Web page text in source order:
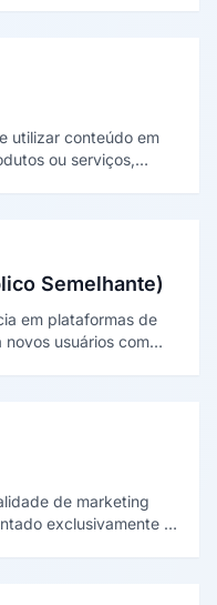
utilizar conteúdo em
ou serviços,
Semelhante)
em plataformas de
usuários com
de marketing
exclusivamente a